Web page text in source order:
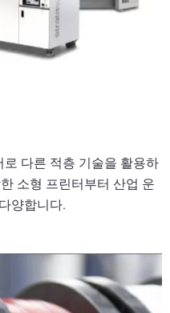
다른 적층 기술을 활용하
소형 프린터부터 산업 운
양합니다.